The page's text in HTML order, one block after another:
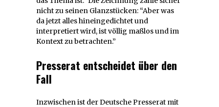
nicht zu seinen Glanzstücken: “Aber was
da jetzt alles hineingedichtet und
interpretiert wird, ist völlig maßlos und im
Kontext zu betrachten.”
Presserat entscheidet über den
Fall
Inzwischen ist der Deutsche Presserat mit